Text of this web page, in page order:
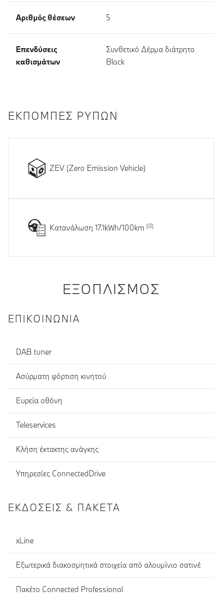
Αριθμός θέσεων 5
Επενδύσεις
καθισμάτων
Συνθετικό Δέρμα διάτρητο
Black
ΕΚΠΟΜΠΈΣ ΡΎΠΩΝ
ZEV (Zero Emission Vehicle)
Κατανάλωση 17.1kWh/100km
ΕΞΟΠΛΙΣΜΌΣ
ΕΠΙΚΟΙΝΩΝΊΑ
DAB tuner
Ασύρματη φόρτιση κινητού
Ευρεία οθόνη
Teleservices
Κλήση έκτακτης ανάγκης
Υπηρεσίες ConnectedDrive
ΕΚΔΌΣΕΙΣ & ΠΑΚΈΤΑ
xLine
Εξωτερικά διακοσμητικά στοιχεία από αλουμίνιο σατινέ
Πακέτο Connected Professional